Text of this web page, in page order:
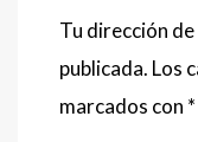
Tu dirección
publicada. Los
marcados con *